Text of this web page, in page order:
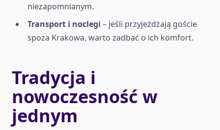
niezapomnianym.
Transport i noclegi – jeśli przyjeżdżają goście
spoza Krakowa, warto zadbać o ich komfort.
Tradycja i
nowoczesność w
jednym